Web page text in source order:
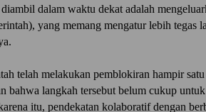
dalam waktu dekat adalah
yang memang mengatur lebih tegas
telah melakukan pemblokiran hampir
bahwa langkah tersebut belum cukup
itu, pendekatan kolaboratif dengan